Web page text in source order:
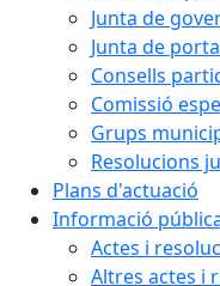
Junta de
Junta de
Consells
Comissió
Grups
Resolucions
Plans d'actuació
Informació
Actes i
Altres actes i